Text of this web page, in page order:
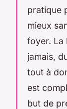
pratique
mieux
foyer. La
jamais,
tout à
est
but de